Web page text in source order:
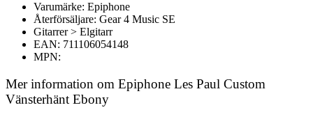
Varumärke: Epiphone
Återförsäljare: Gear 4 Music SE
Gitarrer > Elgitarr
EAN: 711106054148
MPN:
Mer information om Epiphone Les Paul Custom
Vänsterhänt Ebony